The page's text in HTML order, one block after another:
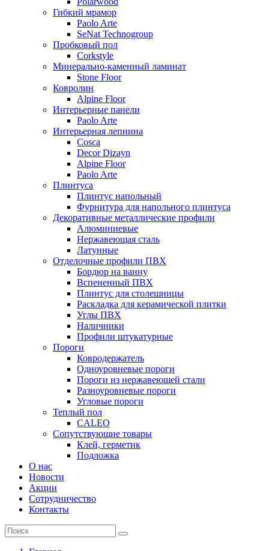
Гибкий мрамор
Paolo Arte
SeNat Technogroup
Пробковый пол
Corkstyle
Минерально-каменный ламинат
Stone Floor
Ковролин
Alpine Floor
Интерьерные панели
Paolo Arte
Интерьерная лепнина
Cosca
Decor Dizayn
Alpine Floor
Paolo Arte
Плинтуса
Плинтус напольный
Фурнитура для напольного плинтуса
Декоративные металлические профили
Алюминиевые
Нержавеющая сталь
Латунные
Отделочные профили ПВХ
Бордюр на ванну
Вспененный ПВХ
Плинтус для столешницы
Раскладка для керамической плитки
Углы ПВХ
Наличники
Профили штукатурные
Пороги
Ковродержатель
Одноуровневые пороги
Пороги из нержавеющей стали
Разноуровневые пороги
Угловые пороги
Теплый пол
CALEO
Сопутствующие товары
Клей, герметик
Подложка
О нас
Новости
Акции
Сотрудничество
Контакты